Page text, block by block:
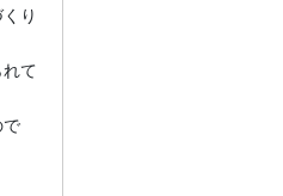
り
て
で